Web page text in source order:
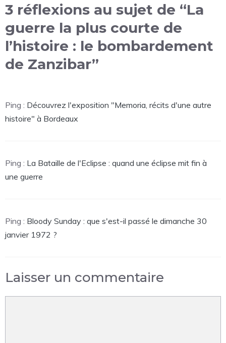
3 réflexions au sujet de “La
guerre la plus courte de
l’histoire : le bombardement
de Zanzibar”
Ping : Découvrez l'exposition "Memoria, récits d'une autre
histoire" à Bordeaux
Ping : La Bataille de l'Eclipse : quand une éclipse mit fin à
une guerre
Ping : Bloody Sunday : que s'est-il passé le dimanche 30
janvier 1972 ?
Laisser un commentaire